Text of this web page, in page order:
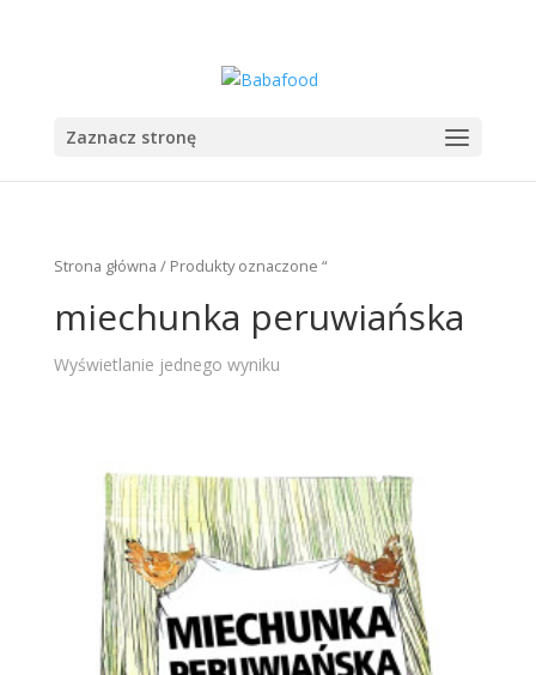
Zaznacz stronę
Strona główna / Produkty oznaczone “
miechunka peruwiańska
Wyświetlanie jednego wyniku